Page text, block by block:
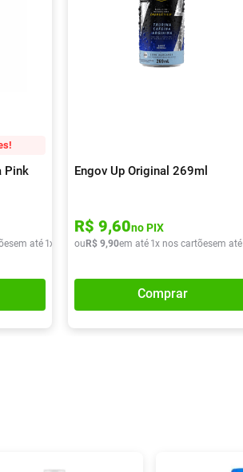
Pink
em até 1x de R$ 13,90
Engov Up Original 269ml
R$ 9,60no PIX
ou R$ 9,90em até 1x nos cartõesem até
Comprar